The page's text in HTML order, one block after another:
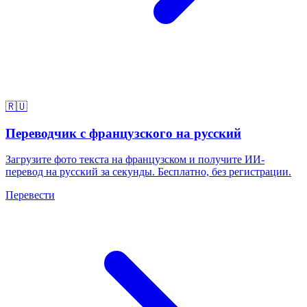
🇷🇺
Переводчик с французского на русский
Загрузите фото текста на французском и получите ИИ-
перевод на русский за секунды. Бесплатно, без регистрации.
Перевести